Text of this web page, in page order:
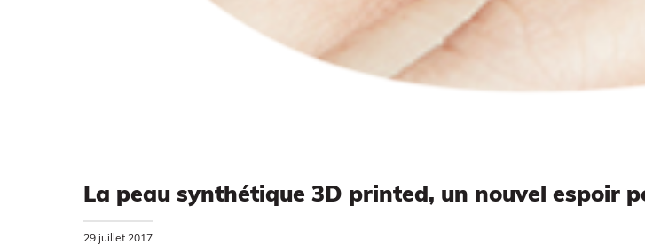
La peau synthétique 3D printed, un nouvel espoir
29 juillet 2017